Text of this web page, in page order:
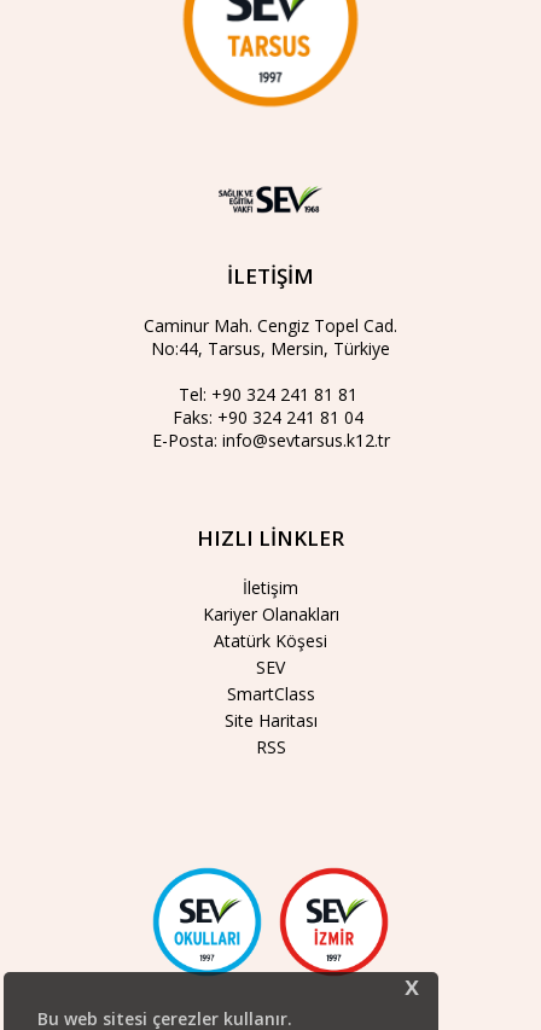
x
Bu web sitesi çerezler kullanır.
İLETİŞİM
Caminur Mah. Cengiz Topel Cad.
No:44, Tarsus, Mersin, Türkiye
Tel: +90 324 241 81 81
Faks: +90 324 241 81 04
E-Posta: info@sevtarsus.k12.tr
HIZLI LİNKLER
İletişim
Kariyer Olanakları
Atatürk Köşesi
SEV
SmartClass
Site Haritası
RSS